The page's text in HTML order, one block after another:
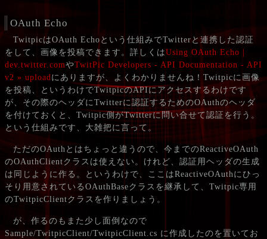
OAuth Echo
TwitpicはOAuth Echoという仕組みでTwitterと連携した認証
をして、画像を投稿できます。詳しくはUsing OAuth Echo |
dev.twitter.comやTwitPic Developers - API Documentation - API
v2 » uploadにありますが、よくわかりませんね！Twitpicに画像
を投稿、というわけでTwitpicのAPIにアクセスするわけです
が、その際のヘッダにTwitterに認証するためのOAuthのヘッダ
を付けておくと、Twitpic側がTwitterに問い合せて認証を行う。
という仕組みです、大雑把に言って。
ただのOAuthとはちょっと違うので、今までのReactiveOAuth
のOAuthClientクラスは使えない。けれど、認証用ヘッダの生成
は同じように作る。というわけで、ここはReactiveOAuthにひっ
そり用意されているOAuthBaseクラスを継承して、Twitpic専用
のTwitpicClientクラスを作りましょう。
が、作るのもまた少し面倒なので
Sample/TwitpicClient/TwitpicClient.cs に作成したのを置いてお